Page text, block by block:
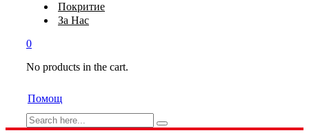
Покритие
За Нас
0
No products in the cart.
Помощ